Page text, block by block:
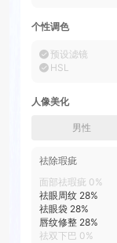
个性调色
预设滤镜
HSL
人像美化
男性
祛除瑕疵
面部祛瑕疵 0%
祛眼周纹 28%
祛眼袋 28%
唇纹修整 28%
祛双下巴 0%